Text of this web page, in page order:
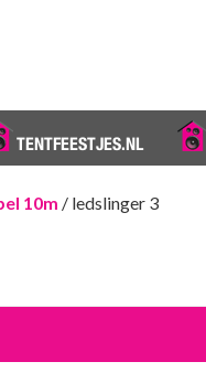
TENTFEESTJES.NL
10m / ledslinger 3